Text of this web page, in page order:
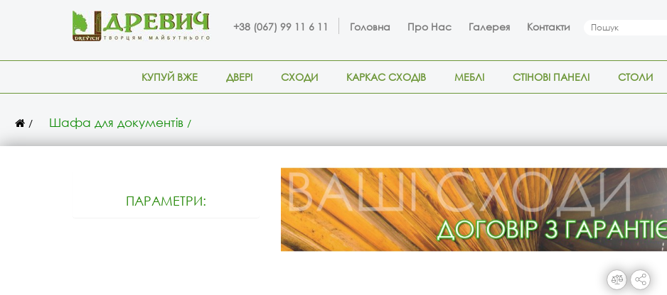
+38 (067) 99 11 6 11 Головна Про Нас Галерея Контакти
КУПУЙ ВЖЕ ДВЕРІ СХОДИ КАРКАС СХОДІВ МЕБЛІ СТІНОВІ ПАНЕЛІ СТОЛИ
Шафа для документів
ПАРАМЕТРИ: